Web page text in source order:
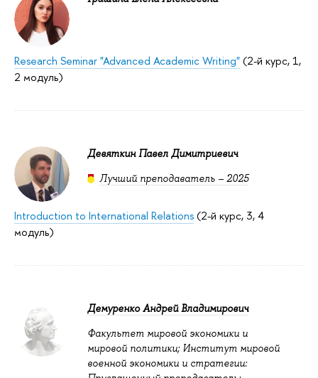
Research Seminar "Advanced Acadеmic Writing"(2-й курс, 1,
2 модуль)
Девяткин Павел Димитриевич
Лучший преподаватель – 2025
Introduction to International Relations(2-й курс, 3, 4
модуль)
Демуренко Андрей Владимирович
Факультет мировой экономики и
мировой политики; Институт мировой
военной экономики и стратегии: